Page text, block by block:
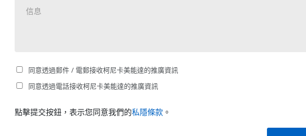
同意透過郵件 / 電郵接收柯尼卡美能達的推廣資訊
同意透過電話接收柯尼卡美能達的推廣資訊
點擊提交按鈕，表示您同意我們的私隱條款 。